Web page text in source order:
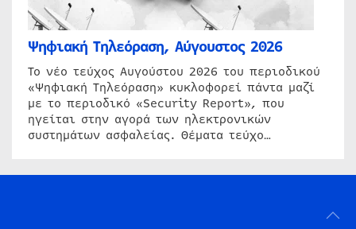
Ψηφιακή Τηλεόραση, Αύγουστος 2026
Το νέο τεύχος Αυγούστου 2026 του περιοδικού
«Ψηφιακή Τηλεόραση» κυκλοφορεί πάντα μαζί
με το περιοδικό «Security Report», που
ηγείται στην αγορά των ηλεκτρονικών
συστημάτων ασφαλείας. Θέματα τεύχο…